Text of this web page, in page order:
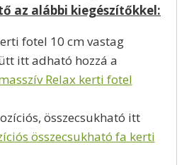
az alábbi kiegészítőkkel:
fotel 10 cm vastag
itt adható hozzá a
Relax kerti fotel
összecsukható itt
összecsukható fa kerti